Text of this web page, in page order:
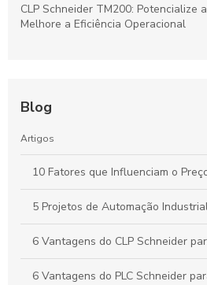
CLP Schneider TM200: Potencialize
Melhore a Eficiência Operacional
Blog
Artigos
10 Fatores que Influenciam o
5 Projetos de Automação
6 Vantagens do CLP Schneider
6 Vantagens do PLC Schneider